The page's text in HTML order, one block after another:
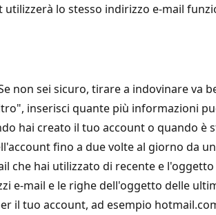
lo stesso indirizzo e-mail
non sei sicuro, tirare a indovinare
inserisci quante più informazioni
hai creato il tuo account o quando è
fino a due volte al giorno da
che hai utilizzato di recente e
e-mail e le righe dell'oggetto delle
il tuo account, ad esempio